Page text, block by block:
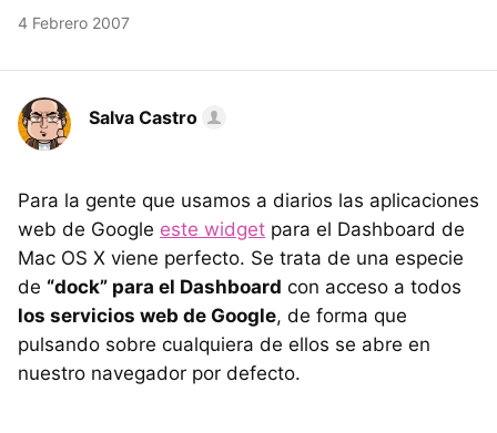
4 Febrero 2007
Salva Castro
Para la gente que usamos a diarios las aplicaciones
web de Google este widget para el Dashboard de
Mac OS X viene perfecto. Se trata de una especie
de “dock” para el Dashboard con acceso a todos
los servicios web de Google, de forma que
pulsando sobre cualquiera de ellos se abre en
nuestro navegador por defecto.